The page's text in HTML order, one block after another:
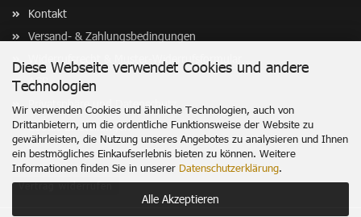
Diese Webseite verwendet Cookies und andere
Technologien
Wir verwenden Cookies und ähnliche Technologien, auch von
Drittanbietern, um die ordentliche Funktionsweise der Website zu
gewährleisten, die Nutzung unseres Angebotes zu analysieren und Ihnen
ein bestmögliches Einkaufserlebnis bieten zu können. Weitere
Informationen finden Sie in unserer Datenschutzerklärung.
Alle Akzeptieren
Kontakt
Versand- & Zahlungsbedingungen
Widerrufsrecht & Muster-Widerrufsformular
AGB
Privatsphäre und Datenschutz
Cookie Einstellungen
Vertrag widerrufen